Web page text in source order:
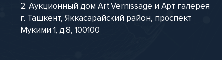
2. Аукционный дом Art Vernissage и Арт галерея
г. Ташкент, Яккасарайский район, проспект
Мукими 1, д.8, 100100